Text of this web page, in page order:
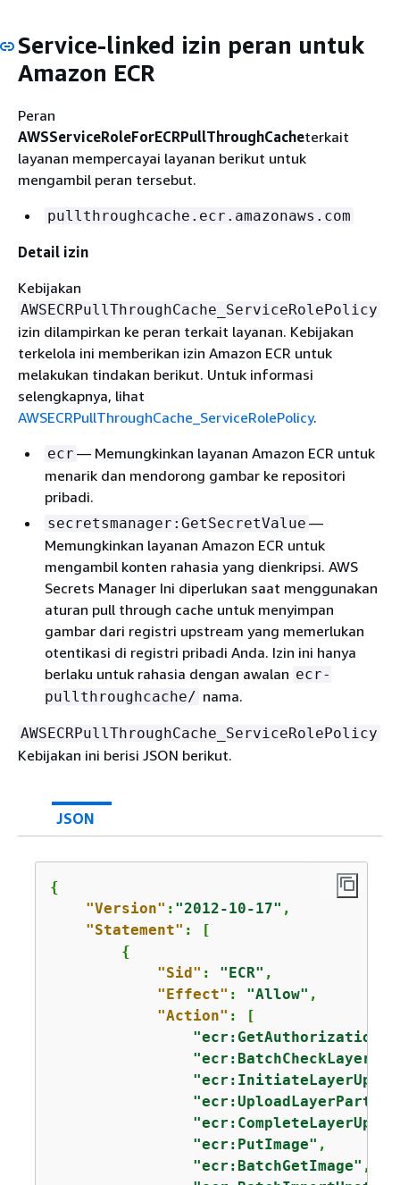
Service-linked izin peran untuk
Amazon ECR
Peran
AWSServiceRoleForECRPullThroughCacheterkait
layanan mempercayai layanan berikut untuk
mengambil peran tersebut.
pullthroughcache.ecr.amazonaws.com
Detail izin
Kebijakan
AWSECRPullThroughCache_ServiceRolePolicy
izin dilampirkan ke peran terkait layanan. Kebijakan
terkelola ini memberikan izin Amazon ECR untuk
melakukan tindakan berikut. Untuk informasi
selengkapnya, lihat
AWSECRPullThroughCache_ServiceRolePolicy.
ecr — Memungkinkan layanan Amazon ECR untuk
menarik dan mendorong gambar ke repositori
pribadi.
secretsmanager:GetSecretValue —
Memungkinkan layanan Amazon ECR untuk
mengambil konten rahasia yang dienkripsi. AWS
Secrets Manager Ini diperlukan saat menggunakan
aturan pull through cache untuk menyimpan
gambar dari registri upstream yang memerlukan
otentikasi di registri pribadi Anda. Izin ini hanya
berlaku untuk rahasia dengan awalan ecr-
pullthroughcache/ nama.
AWSECRPullThroughCache_ServiceRolePolicy
Kebijakan ini berisi JSON berikut.
JSON
{
"Version" : "2012-10-17" ,
"Statement" : [
{
"Sid" : "ECR" ,
"Effect" : "Allow" ,
"Action" : [
"ecr:UploadLayerPart"
"ecr:PutImage" ,
"ecr:BatchGetImage" ,